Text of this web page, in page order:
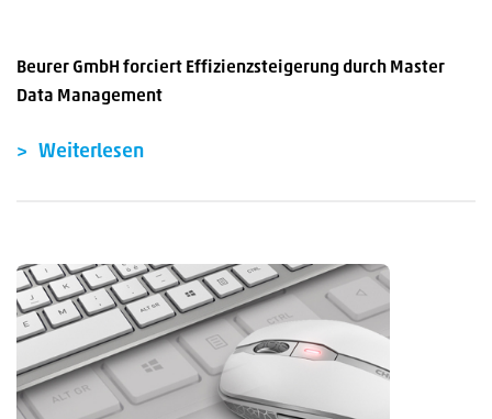
Beurer GmbH forciert Effizienzsteigerung durch Master
Data Management
Weiterlesen